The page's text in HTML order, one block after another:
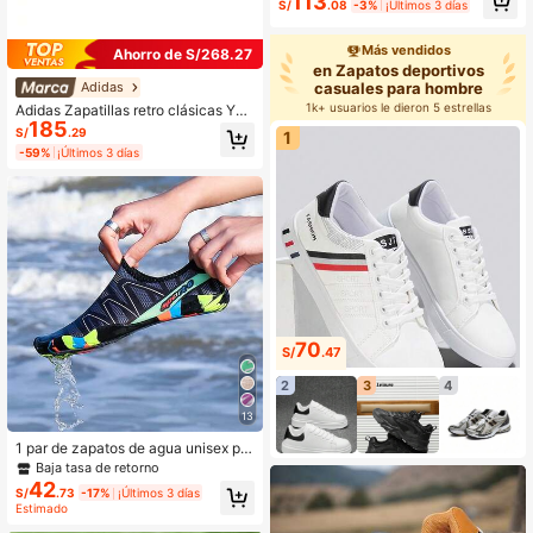
Ahorro de S/268.27
Adidas
Adidas Zapatillas retro clásicas Y2
K, zapatos deportivos y casuales c
ómodos y versátiles unisex GY412
0, adecuados para primavera y oto
S/185.29
-59% ¡Últimos 3 días
13
1 par de zapatos de agua unisex par
a verano, zapatos transpirables de
slip-on para hombres, sandalias de
secado rápido para actividades al a
ire libre, playa, fiesta en la piscina,
Baja tasa de retorno
S/42.73 -17% ¡Últimos 3 días
Estimado
a de carbono - Ligeras y amortigua
antideslizante, diseño degradado bl
anco y morado transpirable, adecua
das para maratón, gimnasio, entren
amiento, unisex para hombres, muje
res y jóvenes, para todas las estaci
ones
S/ .08 -3% ¡Últimos 3 días
Más vendidos
en Zapatos deportivos
casuales para hombre
1k+ usuarios le dieron 5 estrellas
1
S/70.47
2 3 4